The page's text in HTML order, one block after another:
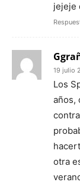
jejeje
19 julio
Los
años,
otra